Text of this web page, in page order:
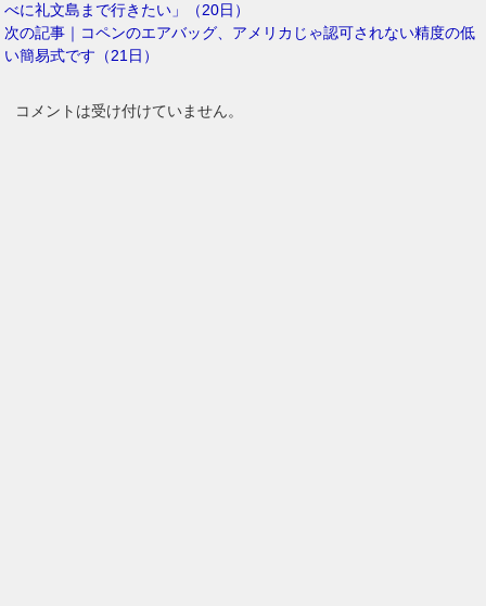
べに礼文島まで行きたい」（20日）
次の記事｜コペンのエアバッグ、アメリカじゃ認可されない精度の低
い簡易式です（21日）
コメントは受け付けていません。